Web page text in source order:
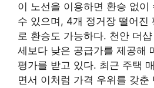
이 노선을 이용하면 환승 없이
수 있으며, 4개 정거장 떨어진
로 환승도 가능하다. 천안 더
세보다 낮은 공급가를 제공해
평가를 받고 있다. 최근 주택
면서 이처럼 가격 우위를 갖춘